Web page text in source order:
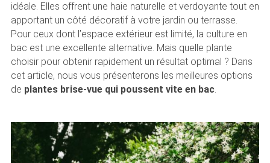
idéale. Elles offrent une haie naturelle et verdoyante tout en
apportant un côté décoratif à votre jardin ou terrasse.
Pour ceux dont l’espace extérieur est limité, la culture en
bac est une excellente alternative. Mais quelle plante
choisir pour obtenir rapidement un résultat optimal ? Dans
cet article, nous vous présenterons les meilleures options
de plantes brise-vue qui poussent vite en bac.